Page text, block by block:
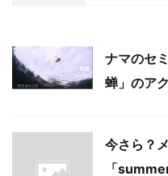
ナマのセ
蝉」のア
今さら？
「